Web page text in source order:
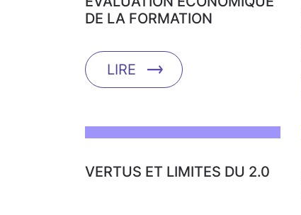
DE LA FORMATION
LIRE
VERTUS ET LIMITES DU 2.0